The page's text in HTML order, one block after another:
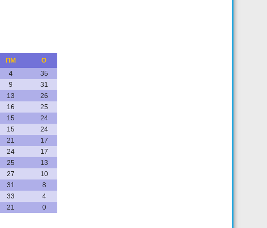
ПМ
О
4
35
9
31
13
26
16
25
15
24
15
24
21
17
24
17
25
13
27
10
31
8
33
4
21 0